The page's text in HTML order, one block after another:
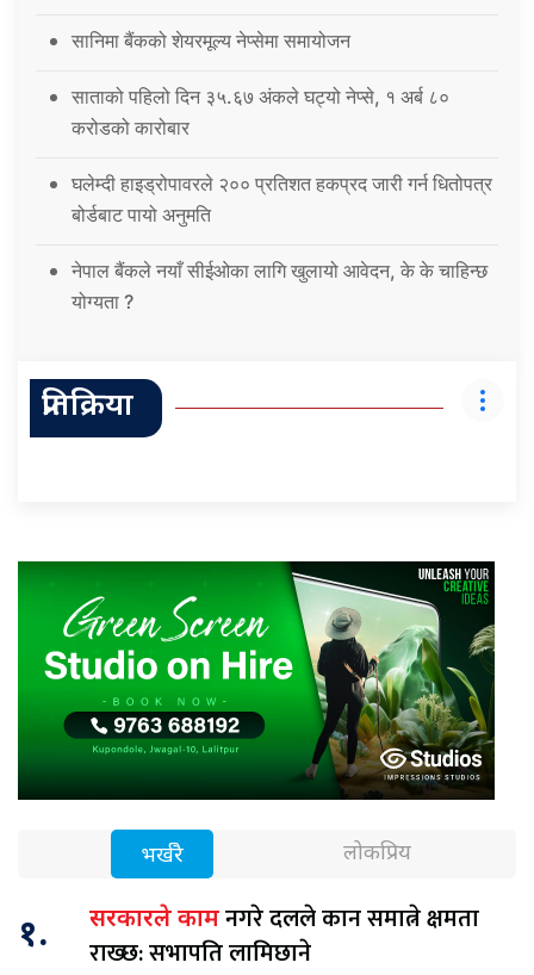
सानिमा बैंकको शेयरमूल्य नेप्सेमा समायोजन
साताको पहिलो दिन ३५.६७ अंकले घट्यो नेप्से, १ अर्ब ८०
करोडको कारोबार
घलेम्दी हाइड्रोपावरले २०० प्रतिशत हकप्रद जारी गर्न धितोपत्र
बोर्डबाट पायो अनुमति
नेपाल बैंकले नयाँ सीईओका लागि खुलायो आवेदन, के के चाहिन्छ
योग्यता ?
प्रतिक्रिया
भर्खरै लोकप्रिय
१. सरकारले कामनगरे दलले कान समात्ने क्षमता
राख्छ: सभापति लामिछाने